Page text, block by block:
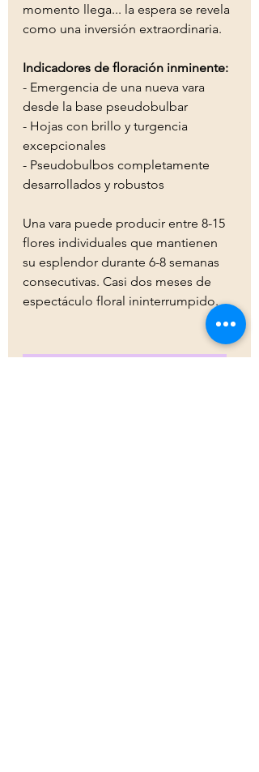
momento llega... la espera se revela
como una inversión extraordinaria.
Indicadores de floración inminente:
- Emergencia de una nueva vara
desde la base pseudobulbar
- Hojas con brillo y turgencia
excepcionales
- Pseudobulbos completamente
desarrollados y robustos
Una vara puede producir entre 8-15
flores individuales que mantienen
su esplendor durante 6-8 semanas
consecutivas. Casi dos meses de
espectáculo floral ininterrumpido.
El secreto de la floración: